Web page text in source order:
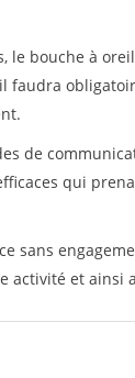
le bouche à
faudra
de
qui
sans
activité et ainsi